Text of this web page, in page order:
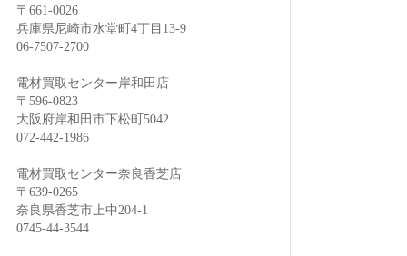
〒661-0026
兵庫県尼崎市水堂町4丁目13-9
06-7507-2700
電材買取センター岸和田店
〒596-0823
大阪府岸和田市下松町5042
072-442-1986
電材買取センター奈良香芝店
〒639-0265
奈良県香芝市上中204-1
0745-44-3544